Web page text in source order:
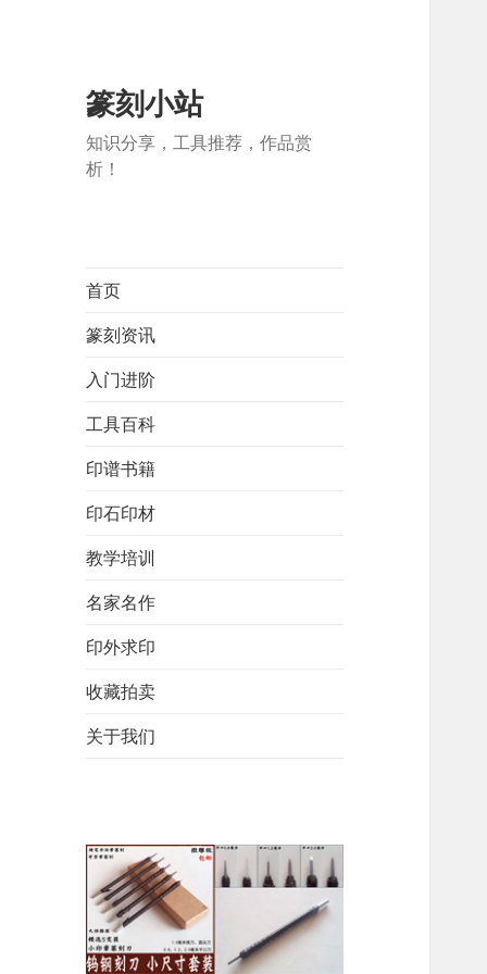
篆刻小站
知识分享，工具推荐，作品赏
析！
首页
篆刻资讯
入门进阶
工具百科
印谱书籍
印石印材
教学培训
名家名作
印外求印
收藏拍卖
关于我们